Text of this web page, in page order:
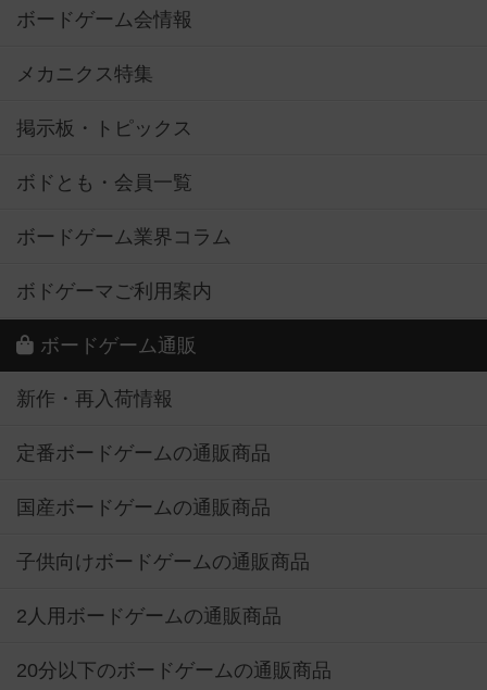
ボードゲーム会情報
メカニクス特集
掲示板・トピックス
ボドとも・会員一覧
ボードゲーム業界コラム
ボドゲーマご利用案内
ボードゲーム通販
新作・再入荷情報
定番ボードゲームの通販商品
国産ボードゲームの通販商品
子供向けボードゲームの通販商品
2人用ボードゲームの通販商品
20分以下のボードゲームの通販商品